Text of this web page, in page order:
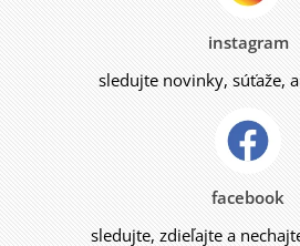
instagram
sledujte novinky, súťaže,
facebook
sledujte, zdieľajte a